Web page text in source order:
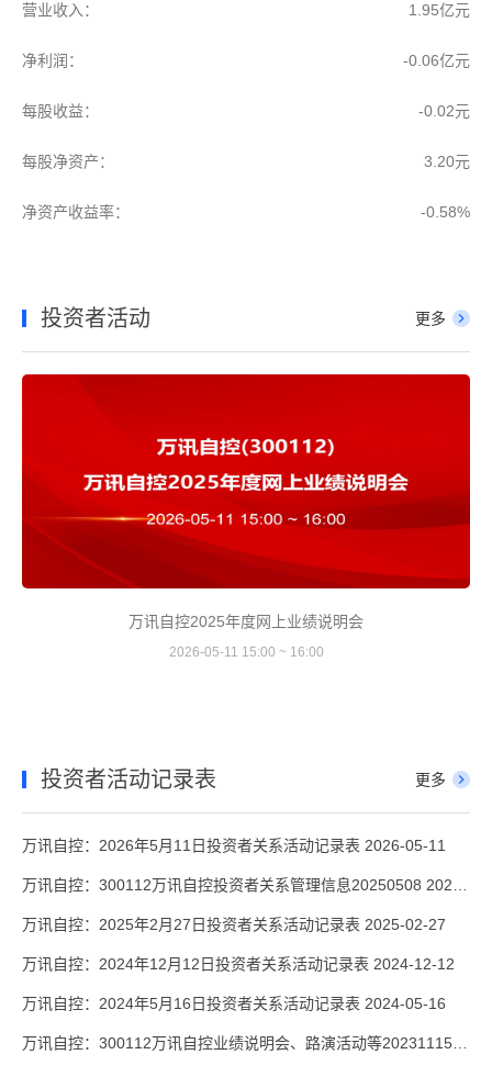
营业收入： 1.95亿元
净利润： -0.06亿元
每股收益： -0.02元
每股净资产： 3.20元
净资产收益率： -0.58%
投资者活动 更多
万讯自控2025年度网上业绩说明会
2026-05-11 15:00 ~ 16:00
投资者活动记录表 更多
万讯自控：2026年5月11日投资者关系活动记录表 2026-05-11
万讯自控：2025年2月27日投资者关系活动记录表 2025-02-27
万讯自控：2024年12月12日投资者关系活动记录表 2024-12-12
万讯自控：2024年5月16日投资者关系活动记录表 2024-05-16